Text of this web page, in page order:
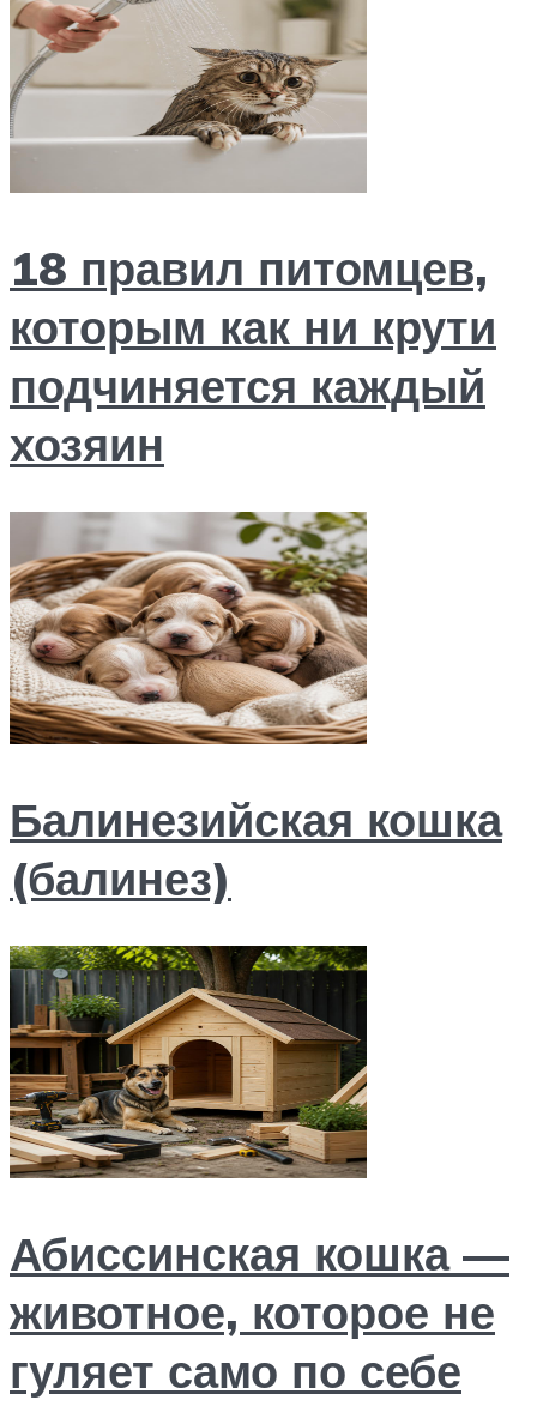
18 правил питомцев,
которым как ни крути
подчиняется каждый
хозяин
Балинезийская кошка
(балинез)
Абиссинская кошка —
животное, которое не
гуляет само по себе